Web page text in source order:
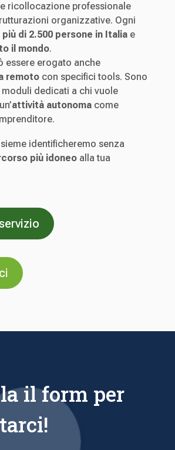
ricollocazione professionale
organizzative. Ogni
più di 2.500 persone in Italiae
il mondo.
essere erogato anche
remotocon specifici tools. Sono
dedicati a chi vuole
attività autonomacome
identificheremo senza
più idoneoalla tua
il form per